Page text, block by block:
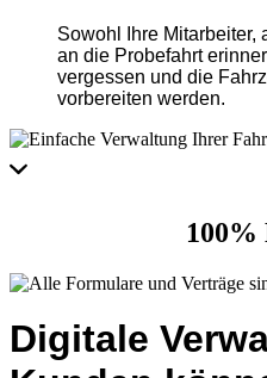
Sowohl Ihre Mitarbeiter,
an die Probefahrt
vergessen und die
vorbereiten werden.
100%
Digitale